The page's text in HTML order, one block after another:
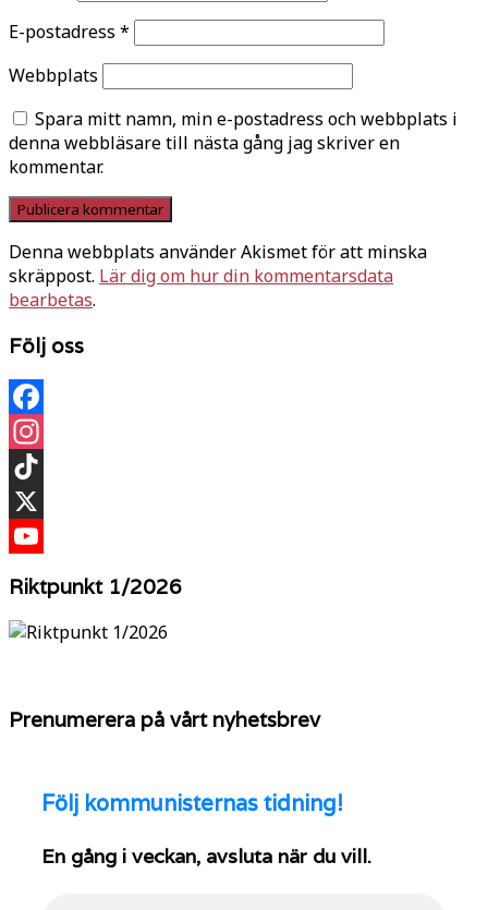
E-postadress *
Webbplats
Spara mitt namn, min e-postadress och webbplats i
denna webbläsare till nästa gång jag skriver en
kommentar.
Denna webbplats använder Akismet för att minska
skräppost. Lär dig om hur din kommentarsdata
bearbetas.
Följ oss
Facebook
Instagram
TikTok
X
Riktpunkt 1/2026
Prenumerera på vårt nyhetsbrev
Följ kommunisternas tidning!
En gång i veckan, avsluta när du vill.